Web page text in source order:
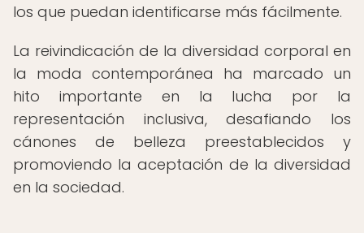
los que puedan identificarse más fácilmente.
La reivindicación de la diversidad corporal en
la moda contemporánea ha marcado un
hito importante en la lucha por la
representación inclusiva, desafiando los
cánones de belleza preestablecidos y
promoviendo la aceptación de la diversidad
en la sociedad.